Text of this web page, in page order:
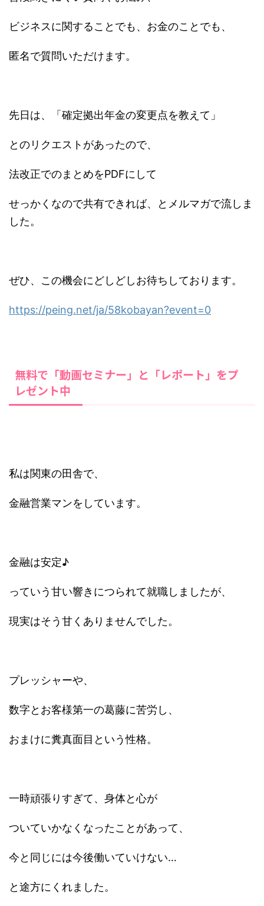
ビジネスに関することでも、お金のことでも、
匿名で質問いただけます。
先日は、「確定拠出年金の変更点を教えて」
とのリクエストがあったので、
法改正でのまとめをPDFにして
せっかくなので共有できれば、とメルマガで流しま
した。
ぜひ、この機会にどしどしお待ちしております。
https://peing.net/ja/58kobayan?event=0
無料で「動画セミナー」と「レポート」をプ
レゼント中
私は関東の田舎で、
金融営業マンをしています。
金融は安定♪
っていう甘い響きにつられて就職しましたが、
現実はそう甘くありませんでした。
プレッシャーや、
数字とお客様第一の葛藤に苦労し、
おまけに糞真面目という性格。
一時頑張りすぎて、身体と心が
ついていかなくなったことがあって、
今と同じには今後働いていけない…
と途方にくれました。